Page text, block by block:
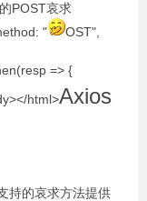
哀求
"
OST",
=> {
html>Axios
持的哀求方法提供